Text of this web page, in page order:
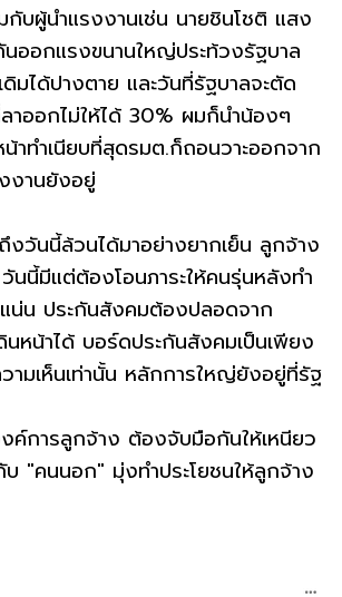
บผู้นำแรงงานเช่น นายชินโชติ แสง
ออกแรงขนานใหญ่ประท้วงรัฐบาล
ดิมได้ปางตาย และวันที่รัฐบาลจะตัด
าออกไม่ให้ได้ 30% ผมก็นำน้องๆ
าทำเนียบที่สุดรมต.ก็ถอนวาะออกจาก
งานยังอยู่
งวันนี้ล้วนได้มาอย่างยากเย็น ลูกจ้าง
นี้มีแต่ต้องโอนภาระให้คนรุ่นหลังทำ
น่น ประกันสังคมต้องปลอดจาก
นหน้าได้ บอร์ดประกันสังคมเป็นเพียง
ามเห็นเท่านั้น หลักการใหญ่ยังอยู่ที่รัฐ
ค์การลูกจ้าง ต้องจับมือกันให้เหนียว
"คนนอก" มุ่งทำประโยชนให้ลูกจ้าง